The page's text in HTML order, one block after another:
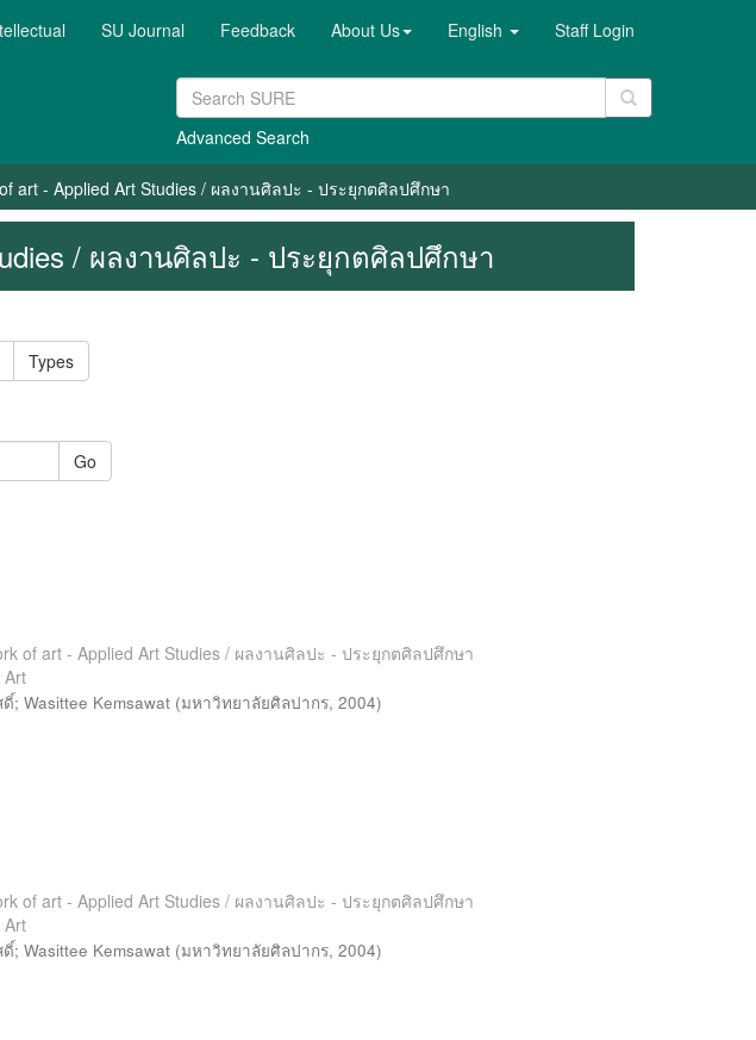
SU Journal Feedback About Us English Staff Login
Advanced Search
art - Applied Art Studies / ผลงานศิลปะ - ประยุกตศิลปศึกษา
/ ผลงานศิลปะ - ประยุกตศิลปศึกษา
Types
Go
of art - Applied Art Studies / ผลงานศิลปะ - ประยุกตศิลปศึกษา
Art
ดิ์;Wasittee Kemsawat (มหาวิทยาลัยศิลปากร,2004)
of art - Applied Art Studies / ผลงานศิลปะ - ประยุกตศิลปศึกษา
Art
ดิ์;Wasittee Kemsawat (มหาวิทยาลัยศิลปากร,2004)